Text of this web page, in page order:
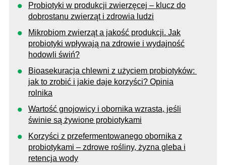
Probiotyki w produkcji zwierzęcej – klucz do
dobrostanu zwierząt i zdrowia ludzi
Mikrobiom zwierząt a jakość produkcji. Jak
probiotyki wpływają na zdrowie i wydajność
hodowli świń?
Bioasekuracja chlewni z użyciem probiotyków:
jak to zrobić i jakie daje korzyści? Opinia
rolnika
Wartość gnojowicy i obornika wzrasta, jeśli
świnie są żywione probiotykami
Korzyści z przefermentowanego obornika z
probiotykami – zdrowe rośliny, żyzna gleba i
retencja wody